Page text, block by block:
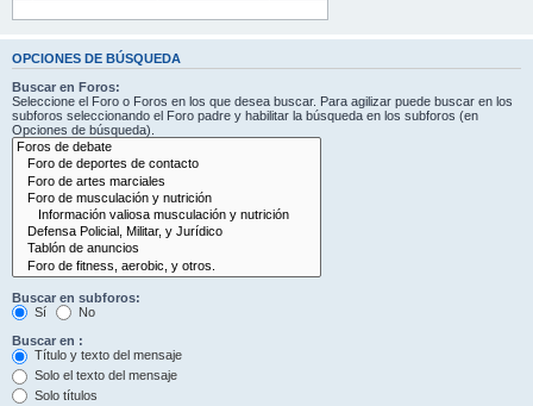
OPCIONES DE BÚSQUEDA
Buscar en Foros:
Seleccione el Foro o Foros en los que desea buscar. Para agilizar puede buscar en los
subforos seleccionando el Foro padre y habilitar la búsqueda en los subforos (en
Opciones de búsqueda).
Buscar en subforos:
Sí
No
Buscar en :
Título y texto del mensaje
Solo el texto del mensaje
Solo títulos